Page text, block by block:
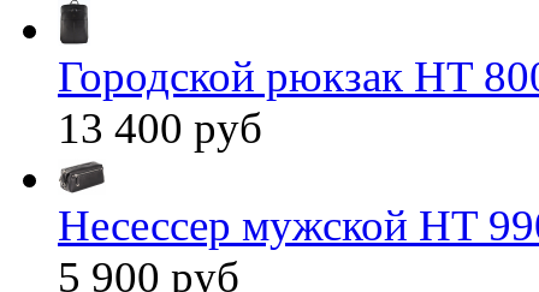
Городской рюкзак HT
13 400 руб
Несессер мужской HT
5 900 руб